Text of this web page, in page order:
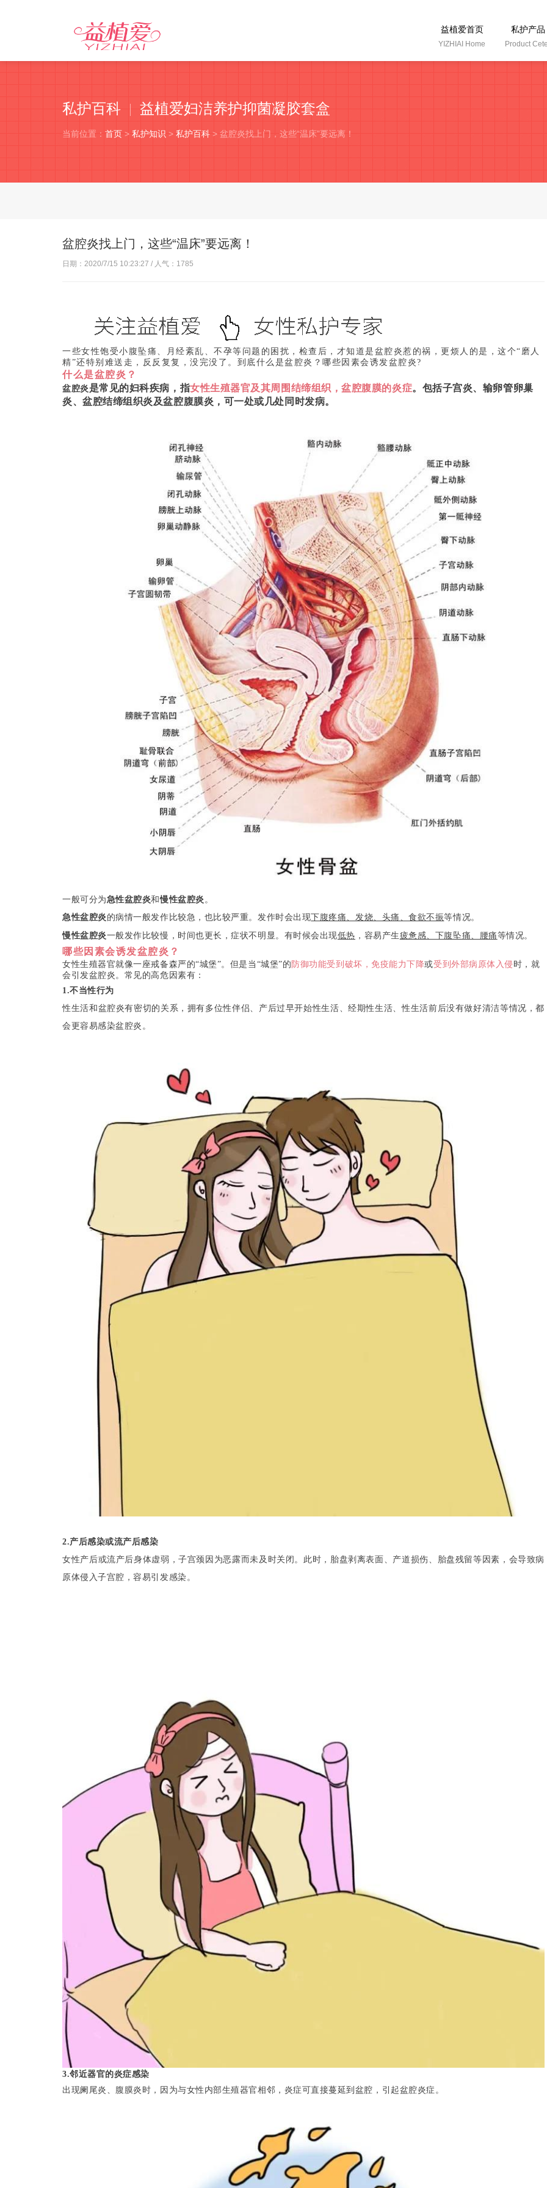
益植爱首页
YIZHIAI Home
私护产品
Product
私护百科 益植爱妇洁养护抑菌凝胶套盒
当前位置： 首页 > 私护知识 > 私护百科 > 盆腔炎找上门，这些“温床”要远离！
盆腔炎找上门，这些“温床”要远离！
日期： 2020/7/15 10:23:27 / 人气： 1785
一些女性饱受小腹坠痛、月经紊乱、不孕等问题的困扰，检查后，才知道是盆腔炎惹的祸，更烦人的是，这个“磨人
精”还特别难送走，反反复复，没完没了。到底什么是盆腔炎？哪些因素会诱发盆腔炎?
什么是盆腔炎？
盆腔炎是常见的妇科疾病，指女性生殖器官及其周围结缔组织，盆腔腹膜的炎症。 包括子宫炎、输卵管卵巢
炎、盆腔结缔组织炎及盆腔腹膜炎，可一处或几处同时发病。
一般可分为急性盆腔炎和慢性盆腔炎 。
急性盆腔炎 的病情一般发作比较急，也比较严重。发作时会出现下腹疼痛、发烧、头痛、食欲不振等情况。
慢性盆腔炎一般发作比较慢，时间也更长，症状不明显。有时候会出现低热 ，容易产生疲惫感、下腹坠痛、腰痛等情况。
哪些因素会诱发盆腔炎？
女性生殖器官就像一座戒备森严的“城堡”。 但是当“城堡”的 防御功能受到破坏，免疫能力下降或受到外部病原体入侵 时，就
会引发盆腔炎。 常见的高危因素有：
1.不当性行为
性生活和盆腔炎有密切的关系，拥有多位性伴侣、产后过早开始性生活、经期性生活、性生活前后没有做好清洁等情况，都
会更容易感染盆腔炎。
2.产后感染或流产后感染
女性产后或流产后身体虚弱，子宫颈因为恶露而未及时关闭。此时，胎盘剥离表面、产道损伤、胎盘残留等因素，会导致病
原体侵入子宫腔，容易引发感染。
3.邻近器官的炎症感染
出现阑尾炎、腹膜炎时，因为与女性内部生殖器官相邻，炎症可直接蔓延到盆腔，引起盆腔炎症。